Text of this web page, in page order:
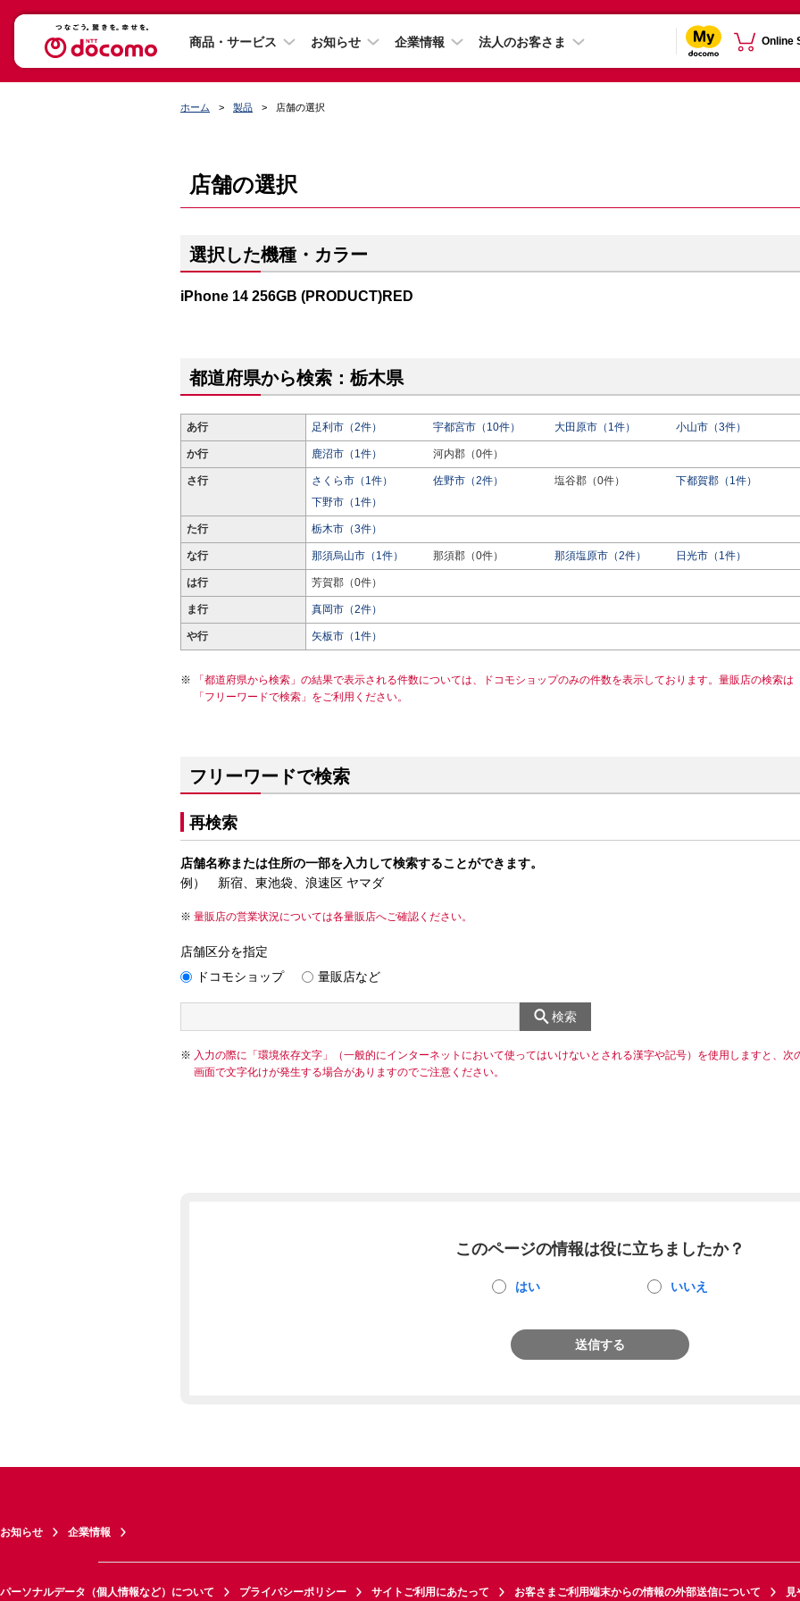
商品・サービス お知らせ 企業情報 法人のお客さま Online
ホーム 製品 店舗の選択
店舗の選択
選択した機種・カラー
iPhone 14 256GB (PRODUCT)RED
都道府県から検索：栃木県
あ行 足利市（2件） 宇都宮市（10件） 大田原市（1件） 小山市（3件）
か行 鹿沼市（1件） 河内郡（0件）
さ行 さくら市（1件） 佐野市（2件） 塩谷郡（0件）
下都賀郡（1件）
下野市（1件）
た行 栃木市（3件）
な行 那須烏山市（1件） 那須郡（0件） 那須塩原市（2件） 日光市（1件）
は行 芳賀郡（0件）
ま行 真岡市（2件）
や行 矢板市（1件）
「都道府県から検索」の結果で表示される件数については、ドコモショップのみの件数を表示しております。量販店の検索は
「フリーワードで検索」をご利用ください。
フリーワードで検索
再検索
店舗名称または住所の一部を入力して検索することができます。
例） 新宿、東池袋、浪速区 ヤマダ
量販店の営業状況については各量販店へご確認ください。
店舗区分を指定
ドコモショップ
量販店など
検索
入力の際に「環境依存文字」（一般的にインターネットにおいて使ってはいけないとされる漢字や記号）を使用しますと、次
画面で文字化けが発生する場合がありますのでご注意ください。
このページの情報は役に立ちましたか？
はい いいえ
送信する
お知らせ 企業情報
パーソナルデータ（個人情報など）について プライバシーポリシー サイトご利用にあたって お客さまご利用端末からの情報の外部送信について 見